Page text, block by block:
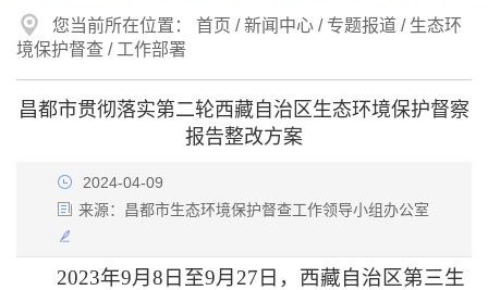
您当前所在位置： 首页 /新闻中心 / 专题报道 / 生态环
境保护督查 / 工作部署
昌都市贯彻落实第二轮西藏自治区生态环境保护督察
报告整改方案
2024-04-09
来源： 昌都市生态环境保护督查工作领导小组办公室
2023年9月8日至9月27日，西藏自治区第三生